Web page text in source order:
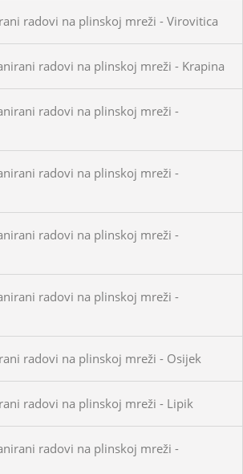
radovi na plinskoj mreži - Virovitica
radovi na plinskoj mreži - Krapina
radovi na plinskoj mreži -
radovi na plinskoj mreži -
radovi na plinskoj mreži -
radovi na plinskoj mreži -
radovi na plinskoj mreži - Osijek
radovi na plinskoj mreži - Lipik
radovi na plinskoj mreži -